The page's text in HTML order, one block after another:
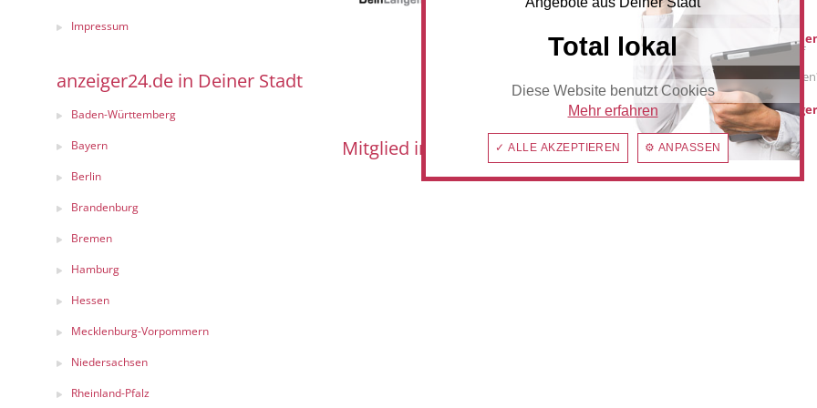
Impressum
anzeiger24.de in Deiner Stadt
Baden-Württemberg
Bayern
Berlin
Brandenburg
Bremen
Hamburg
Hessen
Mecklenburg-Vorpommern
Niedersachsen
Rheinland-Pfalz
Mitglied im:
Werbung
Sie möchten auf
anzeiger24.de
Werbung
Total lokal
Diese Website benutzt Cookies
Mehr erfahren
✓ ALLE AKZEPTIEREN ⚙ ANPASSEN